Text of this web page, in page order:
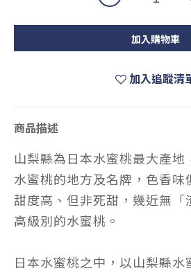
加入購物車
加入追蹤清
商品描述
山梨縣為日本水蜜桃最大產地
水蜜桃的地方及名牌，色香味
甜度高、但非死甜，幾近無「
高級別的水蜜桃。
日本水蜜桃之中，以山梨縣水